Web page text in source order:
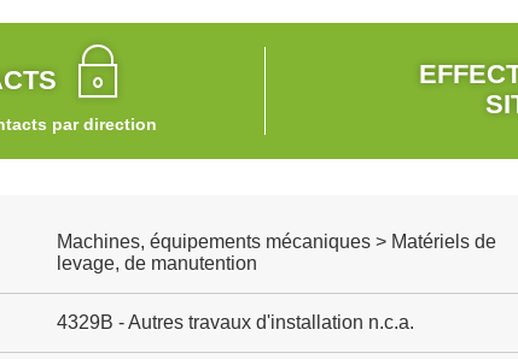
par direction
Machines, équipements mécaniques > Matériels de
levage, de manutention
4329B - Autres travaux d'installation n.c.a.